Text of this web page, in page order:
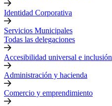
Identidad Corporativa
Servicios Municipales
Todas las delegaciones
Accesibilidad universal e inclusión
Administración y hacienda
Comercio y emprendimiento